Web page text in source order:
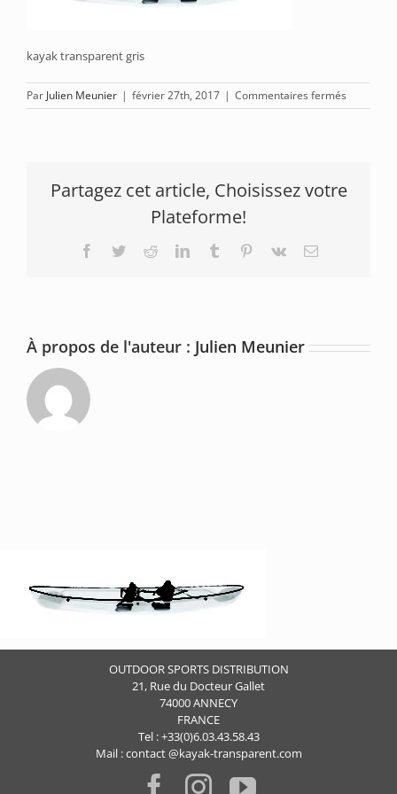
kayak transparent gris
Par Julien Meunier | février 27th, 2017 | Commentaires fermés
Kayak
Partagez cet article, Choisissez votre
Plateforme!
Facebook
TwitterRedditLinkedInTumblr Pinterest
Vk Email
À propos de l'auteur : Julien Meunier
OUTDOOR SPORTS DISTRIBUTION
21, Rue du Docteur Gallet
74000 ANNECY
FRANCE
Tel : +33(0)6.03.43.58.43
Mail : contact @kayak-transparent.com